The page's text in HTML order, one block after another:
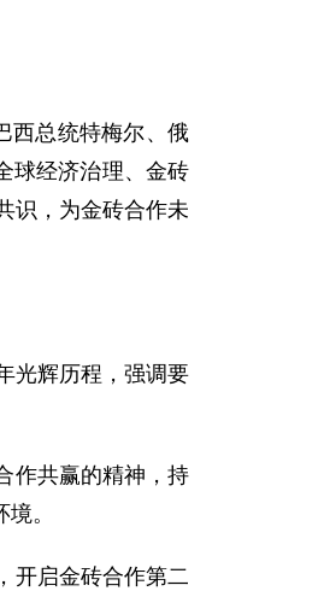
西总统特梅尔、俄
球经济治理、金砖
识，为金砖合作未
光辉历程，强调要
作共赢的精神，持
。
开启金砖合作第二